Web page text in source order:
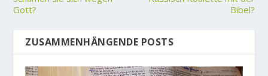
Gott?
Bibel?
ZUSAMMENHÄNGENDE POSTS